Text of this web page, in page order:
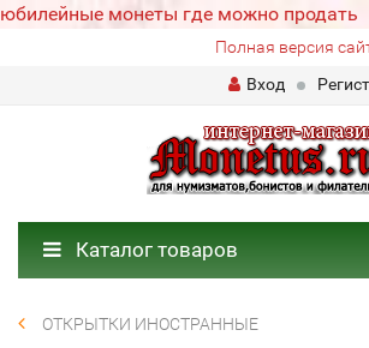
юбилейные монеты где можно продать
Полная версия
Вход
Каталог товаров
ОТКРЫТКИ ИНОСТРАННЫЕ